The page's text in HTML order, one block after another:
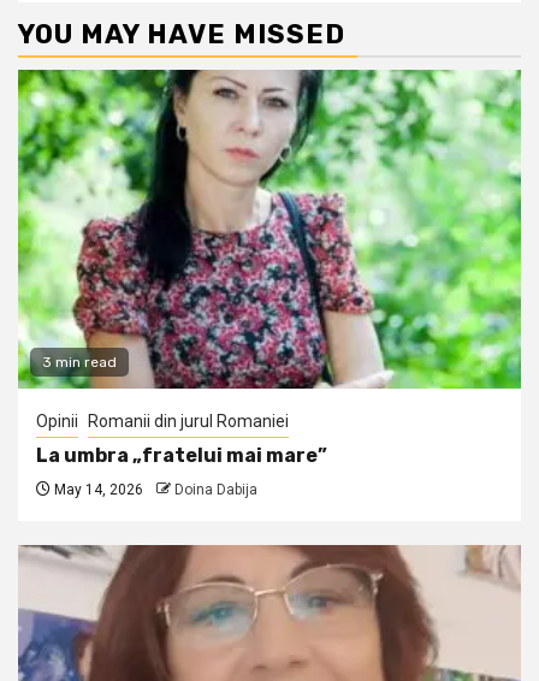
YOU MAY HAVE MISSED
3 min read
Opinii Romanii din jurul Romaniei
La umbra „fratelui mai mare”
May 14, 2026 Doina Dabija